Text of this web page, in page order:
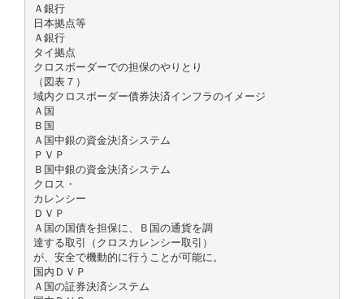
Ａ銀行
日本拠点等
Ａ銀行
タイ拠点
クロスボーダーでの担保のやりとり
（図表７）
域内クロスボーダー債券決済インフラのイメージ
Ａ国
Ｂ国
Ａ国中銀の資金決済システム
ＰＶＰ
Ｂ国中銀の資金決済システム
クロス・
カレンシー
ＤＶＰ
Ａ国の国債を担保に、Ｂ国の通貨を調
達する取引（クロスカレンシー取引）
が、安全で機動的に行うことが可能に。
国内ＤＶＰ
Ａ国の証券決済システム